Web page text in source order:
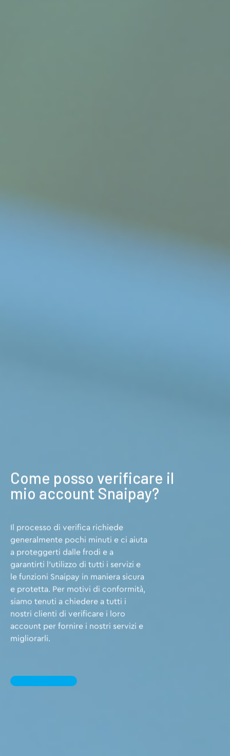
Come posso verificare il
mio account Snaipay?
Il processo di verifica richiede
generalmente pochi minuti e ci aiuta
a proteggerti dalle frodi e a
garantirti l’utilizzo di tutti i servizi e
le funzioni Snaipay in maniera sicura
e protetta. Per motivi di conformità,
siamo tenuti a chiedere a tutti i
nostri clienti di verificare i loro
account per fornire i nostri servizi e
migliorarli.